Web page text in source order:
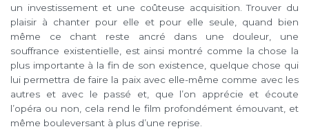
un investissement et une coûteuse acquisition. Trouver du
plaisir à chanter pour elle et pour elle seule, quand bien
même ce chant reste ancré dans une douleur, une
souffrance existentielle, est ainsi montré comme la chose la
plus importante à la fin de son existence, quelque chose qui
lui permettra de faire la paix avec elle-même comme avec les
autres et avec le passé et, que l’on apprécie et écoute
l’opéra ou non, cela rend le film profondément émouvant, et
même bouleversant à plus d’une reprise.